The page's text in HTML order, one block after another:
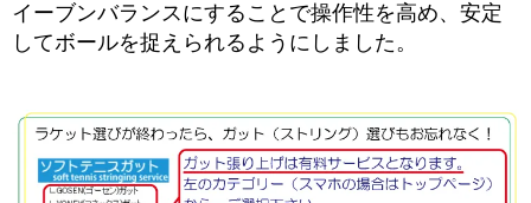
イーブンバランスにすることで操作性を高め、安定
してボールを捉えられるようにしました。